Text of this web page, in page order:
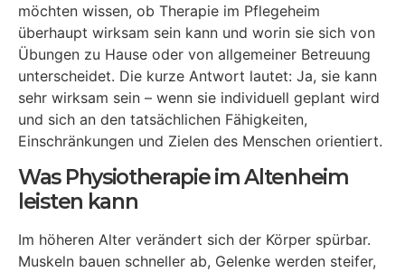
möchten wissen, ob Therapie im Pflegeheim
überhaupt wirksam sein kann und worin sie sich von
Übungen zu Hause oder von allgemeiner Betreuung
unterscheidet. Die kurze Antwort lautet: Ja, sie kann
sehr wirksam sein – wenn sie individuell geplant wird
und sich an den tatsächlichen Fähigkeiten,
Einschränkungen und Zielen des Menschen orientiert.
Was Physiotherapie im Altenheim
leisten kann
Im höheren Alter verändert sich der Körper spürbar.
Muskeln bauen schneller ab, Gelenke werden steifer,